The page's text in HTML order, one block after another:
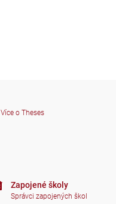
Více o Theses
Zapojené školy
Správci zapojených škol